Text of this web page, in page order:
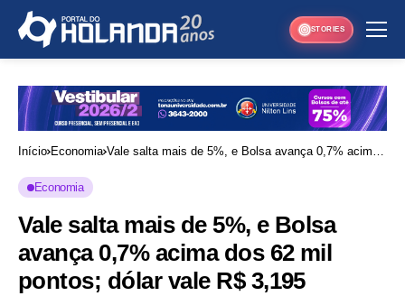
STORIES
Início Economia Vale salta mais de 5%, e Bolsa avança 0,7% acima
Economia
Vale salta mais de 5%, e Bolsa
avança 0,7% acima dos 62 mil
pontos; dólar vale R$ 3,195